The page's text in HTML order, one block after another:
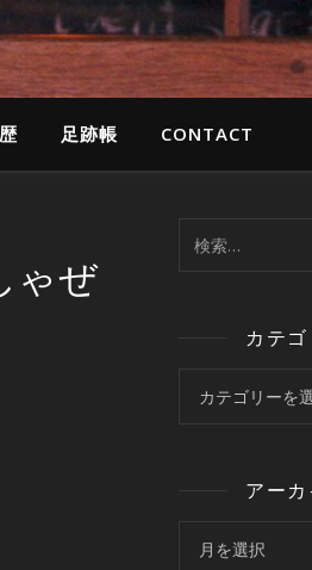
足跡帳 CONTACT
ゃぜ
カテゴ
アー